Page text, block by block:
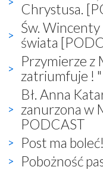
Chrystusa.
Św. Wincenty
świata
Przymierze z
zatriumfuje ! "
Bł. Anna
zanurzona w
PODCAST
Post ma
Pobożność